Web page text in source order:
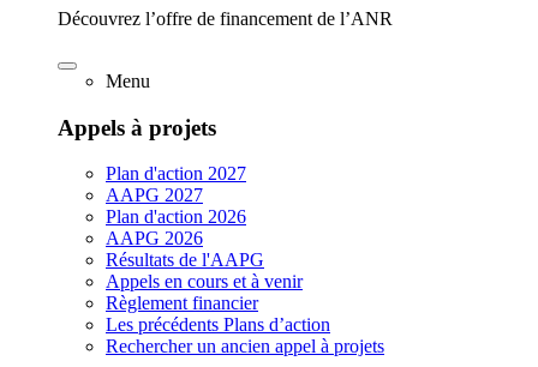
Découvrez l’offre de financement de l’ANR
Menu
Appels à projets
Plan d'action 2027
AAPG 2027
Plan d'action 2026
AAPG 2026
Résultats de l'AAPG
Appels en cours et à venir
Règlement financier
Les précédents Plans d’action
Rechercher un ancien appel à projets